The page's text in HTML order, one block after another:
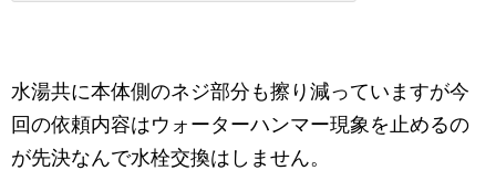
水湯共に本体側のネジ部分も擦り減っていますが今
回の依頼内容はウォーターハンマー現象を止めるの
が先決なんで水栓交換はしません。